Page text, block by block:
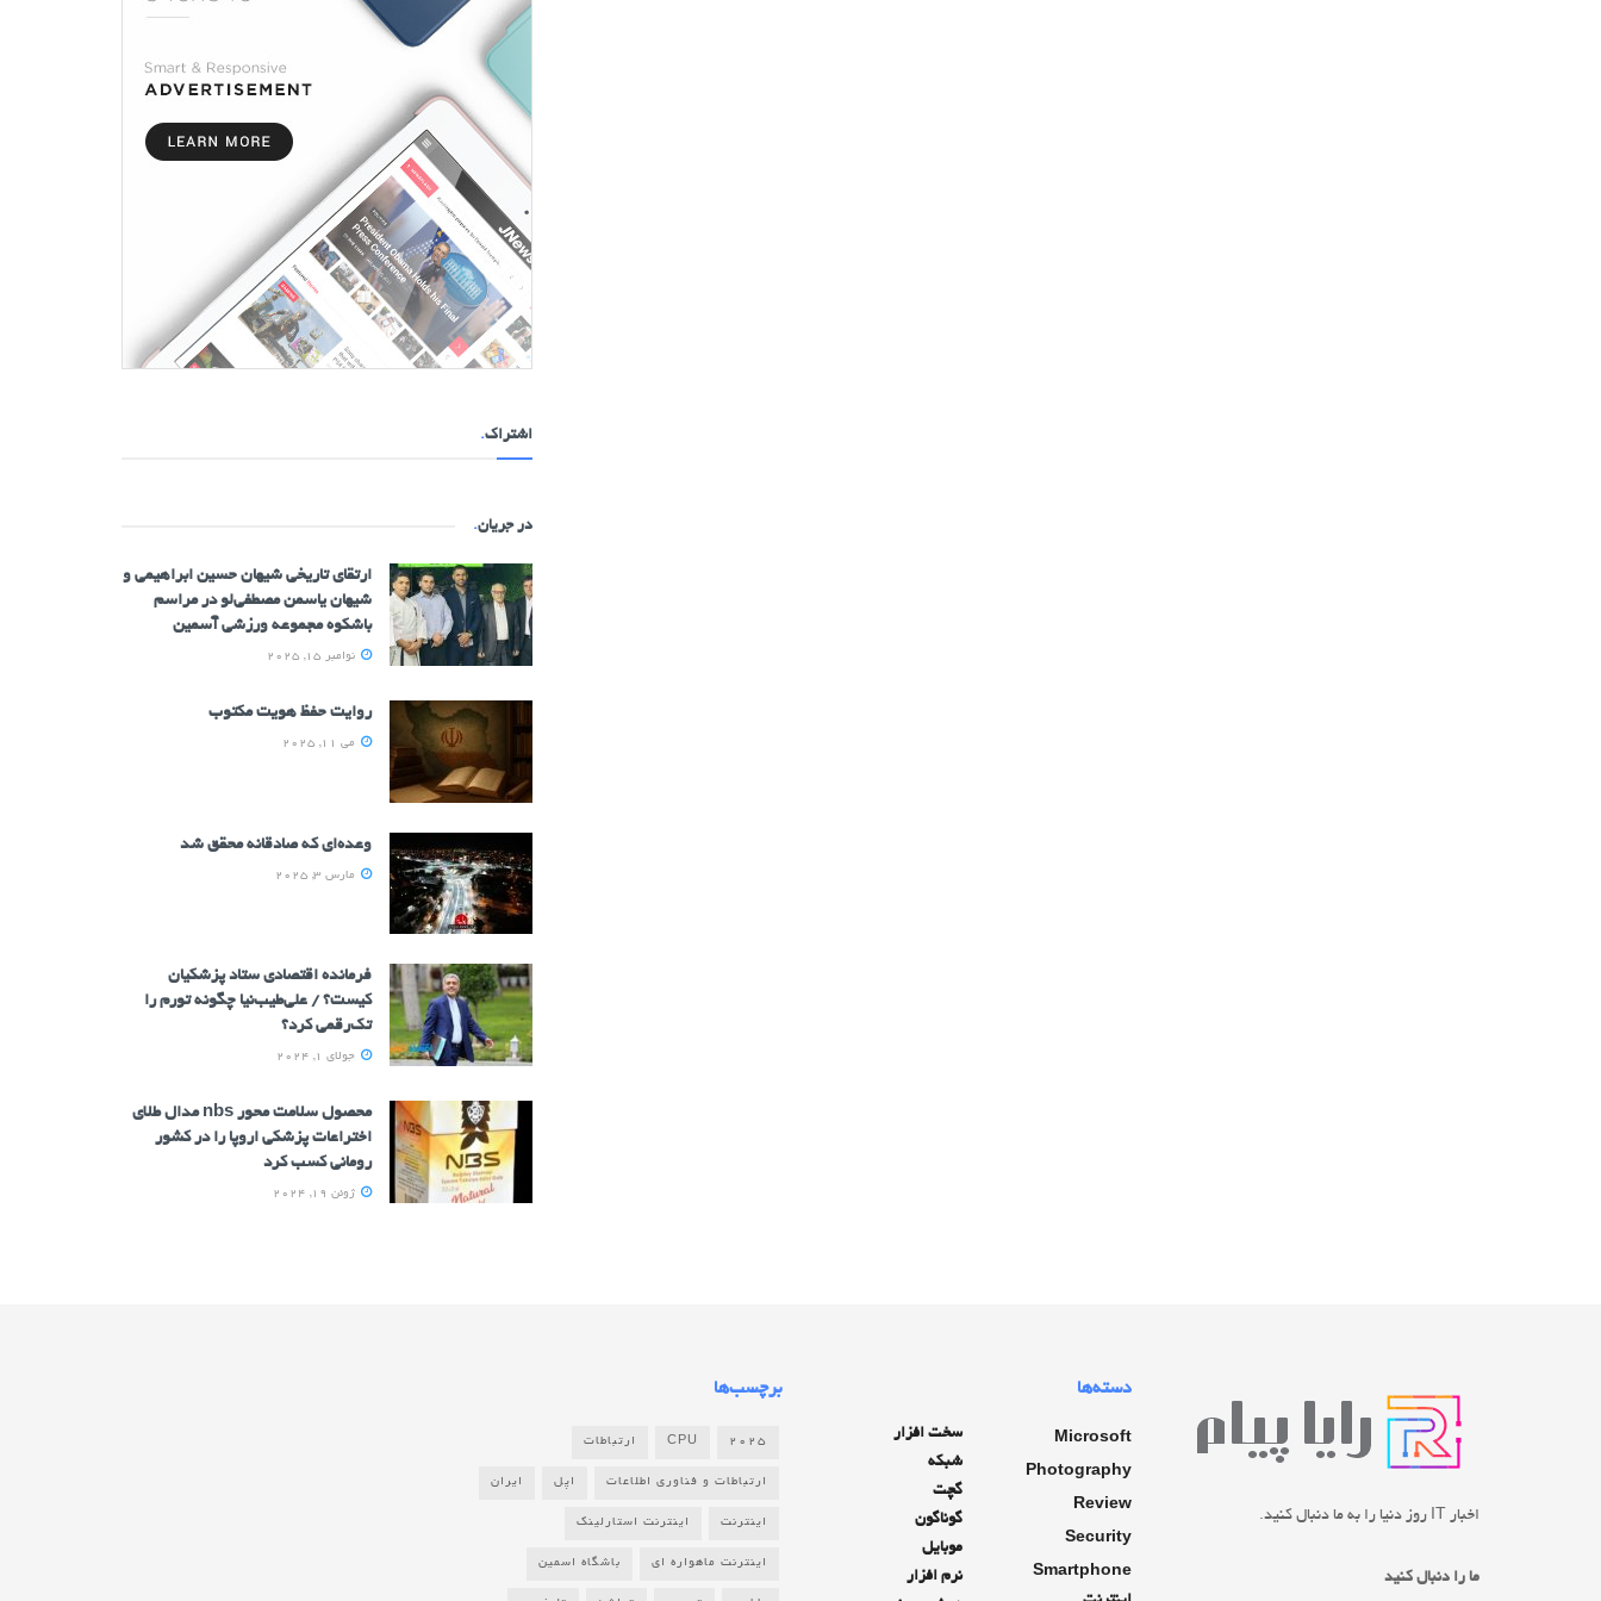
اشتراک.
در جریان.
ارتقای تاریخی شیهان حسین ابراهیمی و
شیهان یاسمن مصطفی‌لو در مراسم
باشکوه مجموعه ورزشی آسمین
نوامبر 15, 2025
روایت حفظ هویت مکتوب
می 11, 2025
وعده‌ای که صادقانه محقق شد
مارس 3, 2025
فرمانده اقتصادی ستاد پزشکیان
کیست؟ / علی‌طیب‌نیا چگونه تورم را
تک‌رقمی کرد؟
جولای 1, 2024
محصول سلامت محور nbs مدال طلای
اختراعات پزشکی اروپا را در کشور
رومانی کسب کرد
ژوئن 19, 2024
اخبار IT روز دنیا را به ما دنبال کنید.
ما را دنبال کنید
دسته‌ها
Microsoft
Photography
Review
Security
Smartphone
سخت افزار
شبکه
گچت
گوناگون
موبایل
نرم افزار
برچسب‌ها
2025
CPU ارتباطات
ارتباطات و فناوری اطلاعات اپل ایران
اینترنت اینترنت استارلینک
اینترنت ماهواره ای باشگاه اسمین